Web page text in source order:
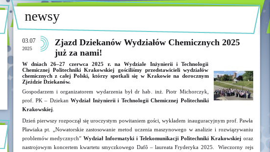
newsy
03.07
2025
Zjazd Dziekanów Wydziałów Chemicznych 2025
już za nami!
W dniach 26–27 czerwca 2025 r. na Wydziale Inżynierii i Technologii
Chemicznej Politechniki Krakowskiej gościliśmy przedstawicieli wydziałów
chemicznych z całej Polski, którzy spotkali się w Krakowie na dorocznym
Zjeździe Dziekanów.
Gospodarzem i organizatorem wydarzenia był dr hab. inż. Piotr Michorczyk,
prof. PK – DziekanWydział Inżynierii i Technologii Chemicznej Politechniki
Krakowskiej
Dzień pierwszy rozpoczął się uroczystym powitaniem gości, wykładem inauguracyjnym prof. Pawła
Pławiaka pt. „Nowatorskie zastosowanie metod uczenia maszynowego w analizie i rozwiązywaniu
problemów medycznych”Wydział Informatyki i Telekomunikacji Politechniki Krakowskiej oraz
nastrojowym koncertem kwartetu smyczkowego Dafô – laureata Fryderyka 2025. Wieczorny rejs